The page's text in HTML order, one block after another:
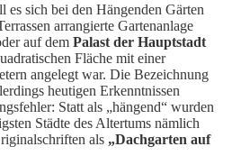
sich bei den Hängenden Gärten
arrangierte Gartenanlage
auf dem Palast der Hauptstadt
Fläche mit einer
angelegt war. Die Bezeichnung
heutigen Erkenntnissen
Statt als „hängend“ wurden
Städte des Altertums nämlich
als „Dachgarten auf